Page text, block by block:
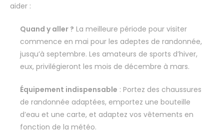
aider :
Quand y aller ? La meilleure période pour visiter
commence en mai pour les adeptes de randonnée,
jusqu’à septembre. Les amateurs de sports d’hiver,
eux, privilégieront les mois de décembre à mars.
Équipement indispensable : Portez des chaussures
de randonnée adaptées, emportez une bouteille
d’eau et une carte, et adaptez vos vêtements en
fonction de la météo.